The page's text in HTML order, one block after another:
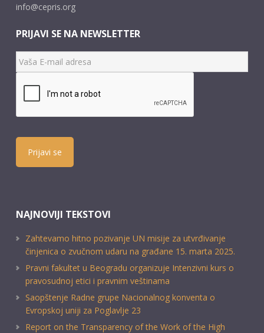
info@cepris.org
PRIJAVI SE NA NEWSLETTER
Prijavi se
NAJNOVIJI TEKSTOVI
Zahtevamo hitno pozivanje UN misije za utvrđivanje
činjenica o zvučnom udaru na građane 15. marta 2025.
Pravni fakultet u Beogradu organizuje Intenzivni kurs o
pravosudnoj etici i pravnim veštinama
Saopštenje Radne grupe Nacionalnog konventa o
Evropskoj uniji za Poglavlje 23
Report on the Transparency of the Work of the High